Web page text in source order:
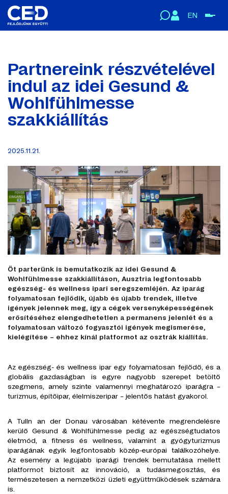
EN
Partnereink részvételével
indul az idei Gesund &
Wohlfühlmesse
szakkiállítás
2025.11.21.
Öt parterünk is bemutatkozik az idei Gesund &
Wohlfühlmesse szakkiállításon, Ausztria legfontosabb
egészség- és wellness ipari seregszemléjén. Az iparág
folyamatosan fejlődik, újabb és újabb trendek, illetve
igények jelennek meg, így a cégek versenyképességének
erősítéséhez elengedhetetlen a permanens jelenlét és a
folyamatosan változó fogyasztói igények megismerése,
kielégítése – ehhez kínál platformot az osztrák kiállítás.
Az egészség- és wellness ipar egy folyamatosan fejlődő, és a
globális gazdaságban is egyre nagyobb szerepet betöltő
szegmens, amely szinte valamennyi meghatározó iparágra –
turizmus, építőipar, élelmiszeripar – jelentős hatást gyakorol.
A Tulln an der Donau városában kétévente megrendelésre
kerülő Gesund & Wohlfühlmesse pedig az egészségtudatos
életmód, a fitness és wellness, valamint a gyógyturizmus
iparágának egyik legfontosabb közép-európai találkozóhelye.
Az esemény a legújabb iparági trendek bemutatása mellett
platformot biztosít az innováció, a tudásmegosztás, és
természetesen a nemzetközi üzleti együttműködések számára
is.